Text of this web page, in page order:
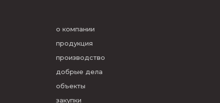
о компании
продукция
производство
добрые дела
объекты
закупки